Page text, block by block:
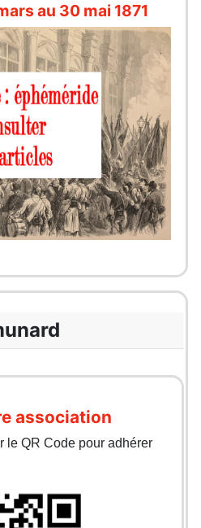
au 30 mai 1871
association
le QR Code pour adhérer